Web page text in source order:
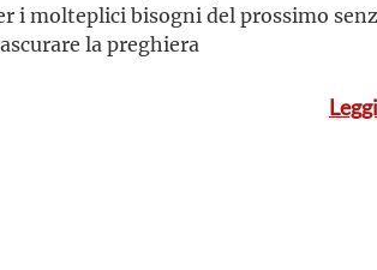
i molteplici bisogni del prossimo
la preghiera